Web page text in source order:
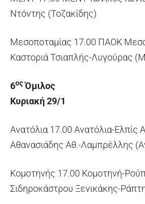
Ντόντης (Τοζακίδης)
Μεσοποταμίας 17.00 ΠΑΟΚ
Καστοριά Τσιαπλής-Λυγούρας
6οςΌμιλος
Κυριακή 29/1
Ανατόλια 17.00 Ανατόλια-
Αθανασιάδης Αθ.-Λαμπρέλλης
Κομοτηνής 17.00 Κομοτηνή-
Σιδηροκάστρου Ξενικάκης-